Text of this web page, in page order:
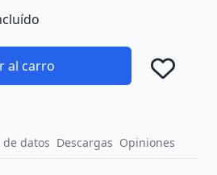
al carro
de datos Descargas Opiniones